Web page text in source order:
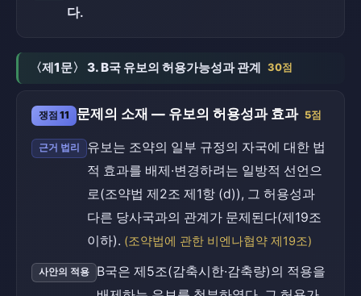
다.
〈제1문〉 3. B국 유보의 허용가능성과 관계 30점
쟁점 11 문제의 소재 — 유보의 허용성과 효과 5점
근거 법리
유보는 조약의 일부 규정의 자국에 대한 법
적 효과를 배제·변경하려는 일방적 선언으
로(조약법 제2조 제1항 (d)), 그 허용성과
다른 당사국과의 관계가 문제된다(제19조
이하). (조약법에 관한 비엔나협약 제19조)
사안의 적용
B국은 제5조(감축시한·감축량)의 적용을